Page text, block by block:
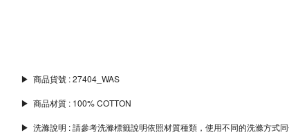
▶︎ 商品貨號 : 27404_WAS
▶︎ 商品材質 : 100% COTTON
▶︎ 洗滌說明 : 請參考洗滌標籤說明依照材質種類，使用不同的洗滌方式